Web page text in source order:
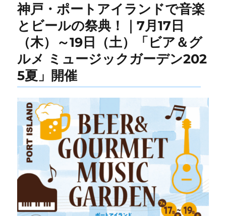
神戸・ポートアイランドで音楽
とビールの祭典！｜7月17日
（木）～19日（土）「ビア＆グ
ルメ ミュージックガーデン202
5夏」開催